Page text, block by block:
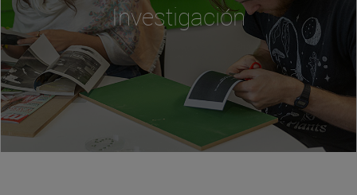
Investigación